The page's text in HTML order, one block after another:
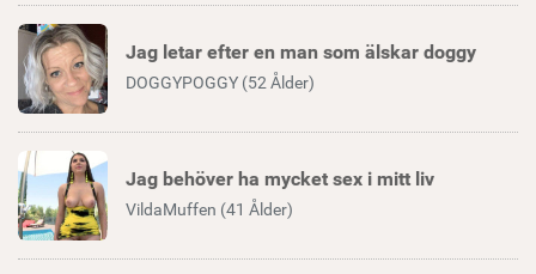
Jag letar efter en man som älskar doggy
DOGGYPOGGY (52 Ålder)
Jag behöver ha mycket sex i mitt liv
VildaMuffen (41 Ålder)